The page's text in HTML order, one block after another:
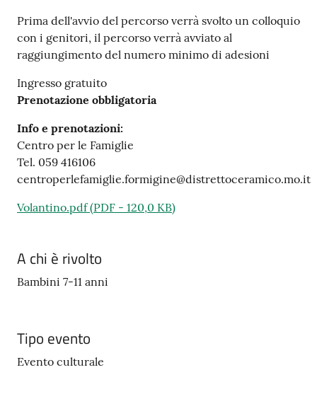
Prima dell'avvio del percorso verrà svolto un colloquio
con i genitori, il percorso verrà avviato al
raggiungimento del numero minimo di adesioni
Ingresso gratuito
Prenotazione obbligatoria
Info e prenotazioni:
Centro per le Famiglie
Tel. 059 416106
centroperlefamiglie.formigine@distrettoceramico.mo.it
Volantino.pdf(PDF - 120,0 KB)
A chi è rivolto
Bambini 7-11 anni
Tipo evento
Evento culturale